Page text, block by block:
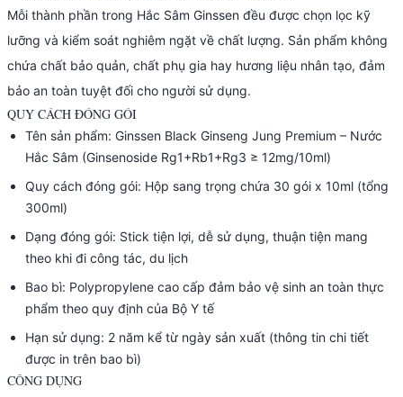
Mỗi thành phần trong Hắc Sâm Ginssen đều được chọn lọc kỹ
lưỡng và kiểm soát nghiêm ngặt về chất lượng. Sản phẩm không
chứa chất bảo quản, chất phụ gia hay hương liệu nhân tạo, đảm
bảo an toàn tuyệt đối cho người sử dụng.
QUY CÁCH ĐÓNG GÓI
Tên sản phẩm: Ginssen Black Ginseng Jung Premium – Nước
Hắc Sâm (Ginsenoside Rg1+Rb1+Rg3 ≥ 12mg/10ml)
Quy cách đóng gói: Hộp sang trọng chứa 30 gói x 10ml (tổng
300ml)
Dạng đóng gói: Stick tiện lợi, dễ sử dụng, thuận tiện mang
theo khi đi công tác, du lịch
Bao bì: Polypropylene cao cấp đảm bảo vệ sinh an toàn thực
phẩm theo quy định của Bộ Y tế
Hạn sử dụng: 2 năm kể từ ngày sản xuất (thông tin chi tiết
được in trên bao bì)
CÔNG DỤNG